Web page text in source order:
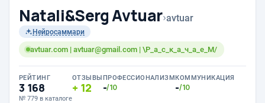
Natali&Serg Avtuar›avtuar
Нейросаммари
avtuar.com | avtuar@gmail.com | \Р_а_с_к_а_ч_а_е_М/
РЕЙТИНГ
3 168
№ 779 в каталоге
ОТЗЫВЫ
12
ПРОФЕССИОНАЛИЗМ
-/10
КОММУНИКАЦИЯ
-/10